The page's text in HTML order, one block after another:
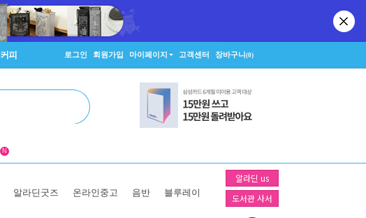
커피 로그인 회원가입 마이페이지 고객센터 장바구니(0)
N
알라딘 us
도서관 사서
알라딘굿즈 온라인중고 음반 블루레이